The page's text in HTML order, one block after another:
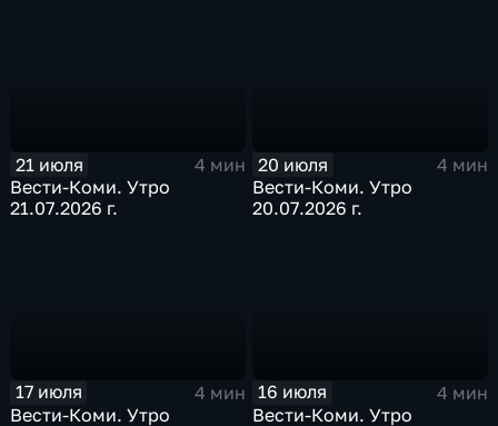
21 июля
4 мин
Вести-Коми. Утро
21.07.2026 г.
20 июля
4 мин
Вести-Коми. Утро
20.07.2026 г.
17 июля
4 мин
Вести-Коми. Утро
16 июля
4 мин
Вести-Коми. Утро